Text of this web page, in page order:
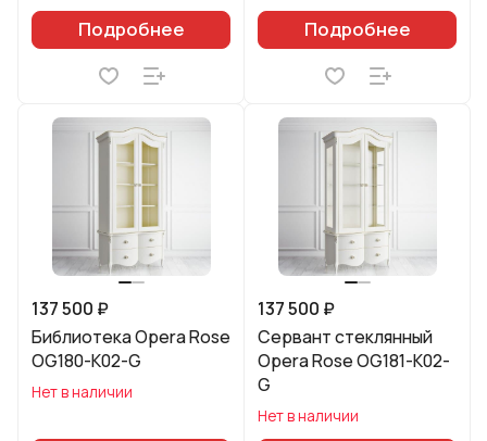
Подробнее Подробнее
137 500 ₽
Библиотека Opera Rose
OG180-K02-G
Нет в наличии
137 500 ₽
Сервант стеклянный
Opera Rose OG181-K02-
G
Нет в наличии